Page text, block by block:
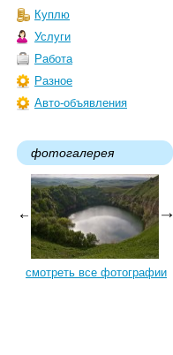
Куплю
Услуги
Работа
Разное
Авто-объявления
фотогалерея
смотреть все фотографии